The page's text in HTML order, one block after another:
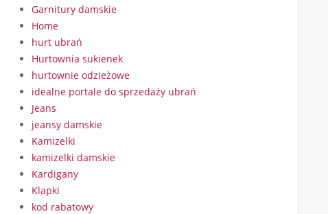
Garnitury damskie
Home
hurt ubrań
Hurtownia sukienek
hurtownie odzieżowe
idealne portale do sprzedaży ubrań
Jeans
jeansy damskie
Kamizelki
kamizelki damskie
Kardigany
Klapki
kod rabatowy